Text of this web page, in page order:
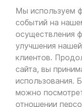
Мы используем
событий на
осуществления
улучшения
клиентов.
сайта, вы
использования.
можно
отношении
VOLLO Тверь
г. Тверь,
Пн-Пт с 9:00 до
© Все права
об авторских правах.
Политика
Разработкаи